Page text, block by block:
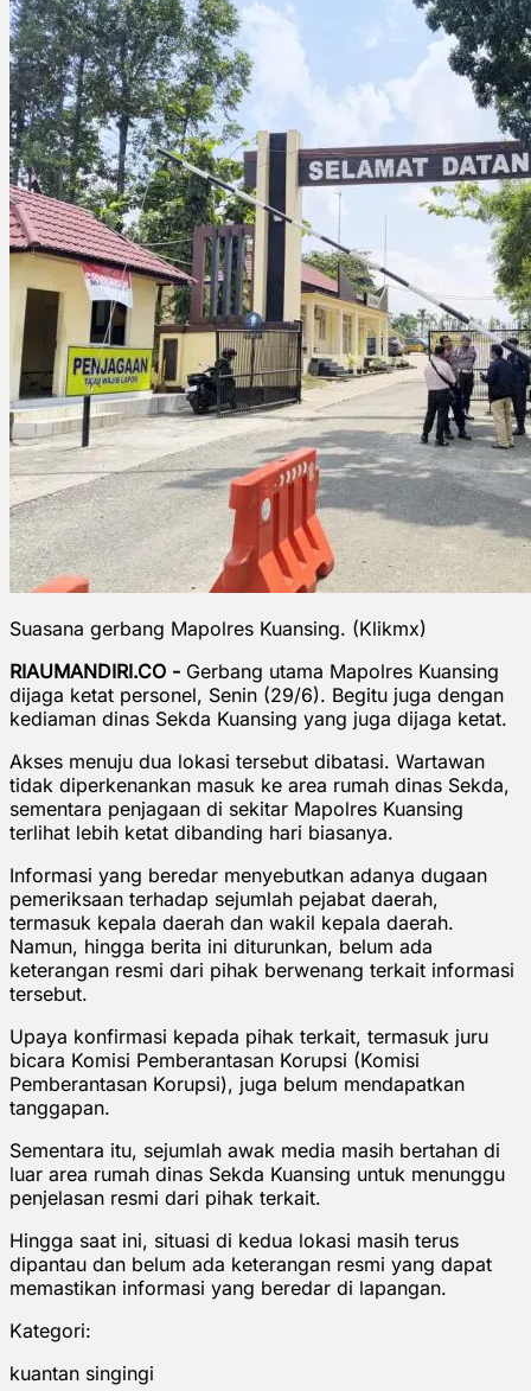
Suasana gerbang Mapolres Kuansing. (Klikmx)
RIAUMANDIRI.CO - Gerbang utama Mapolres Kuansing
dijaga ketat personel, Senin (29/6). Begitu juga dengan
kediaman dinas Sekda Kuansing yang juga dijaga ketat.
Akses menuju dua lokasi tersebut dibatasi. Wartawan
tidak diperkenankan masuk ke area rumah dinas Sekda,
sementara penjagaan di sekitar Mapolres Kuansing
terlihat lebih ketat dibanding hari biasanya.
Informasi yang beredar menyebutkan adanya dugaan
pemeriksaan terhadap sejumlah pejabat daerah,
termasuk kepala daerah dan wakil kepala daerah.
Namun, hingga berita ini diturunkan, belum ada
keterangan resmi dari pihak berwenang terkait informasi
tersebut.
Upaya konfirmasi kepada pihak terkait, termasuk juru
bicara Komisi Pemberantasan Korupsi (Komisi
Pemberantasan Korupsi), juga belum mendapatkan
tanggapan.
Sementara itu, sejumlah awak media masih bertahan di
luar area rumah dinas Sekda Kuansing untuk menunggu
penjelasan resmi dari pihak terkait.
Hingga saat ini, situasi di kedua lokasi masih terus
dipantau dan belum ada keterangan resmi yang dapat
memastikan informasi yang beredar di lapangan.
Kategori:
kuantan singingi